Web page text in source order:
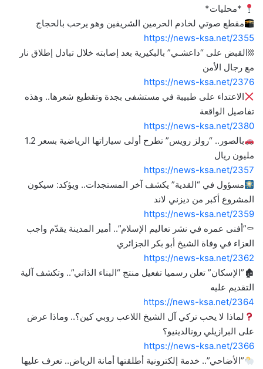
*محليات*
مقطع صوتي لخادم الحرمين الشريفين وهو يرحب بالحجاج
https://news-ksa.net/2355
⛓القبض على “داعشـي” بالبكيرية بعد إصابته خلال تبادل إطلاق نار
مع رجال الأمن
https://news-ksa.net/2376
الاعتداء على طبيبة في مستشفى بجدة وتقطيع شعرها.. وهذه
تفاصيل الواقعة
https://news-ksa.net/2380
بالصور.. “رولز رويس” تطرح أولى سياراتها الرياضية بسعر 1.2
مليون ريال
https://news-ksa.net/2357
مسؤول في “القدية” يكشف آخر المستجدات.. ويؤكد: سيكون
المشروع أكبر من ديزني لاند
https://news-ksa.net/2359
⚰”أفنى عمره في نشر تعاليم الإسلام”.. أمير المدينة يقدّم واجب
العزاء في وفاة الشيخ أبو بكر الجزائري
https://news-ksa.net/2362
🏚”الإسكان” تعلن رسميا تفعيل منتج “البناء الذاتي”.. وتكشف آلية
التقديم عليه ‎
https://news-ksa.net/2364
لماذا لا يحب تركي آل الشيخ اللاعب روبي كين؟.. وماذا عرض
على البرازيلي رونالدينيو؟
https://news-ksa.net/2366
”الأضاحي”.. خدمة إلكترونية أطلقتها أمانة الرياض.. تعرف عليها